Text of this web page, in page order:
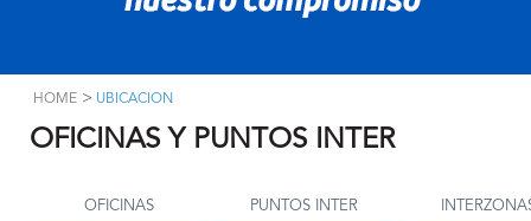
HOME > UBICACION
OFICINAS Y PUNTOS INTER
OFICINAS PUNTOS INTER